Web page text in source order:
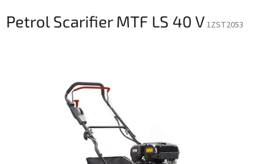
Petrol Scarifier MTF LS 40 V1ZST2053